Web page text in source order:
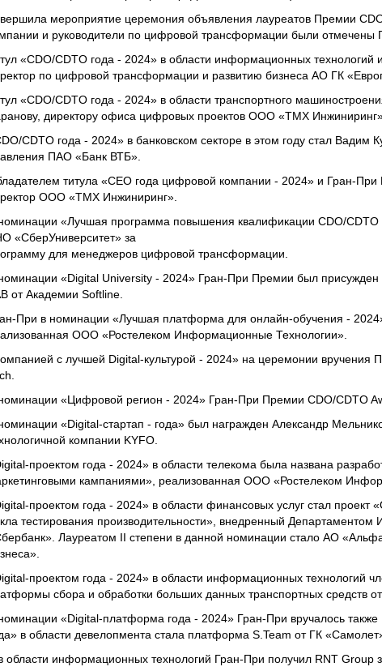
мероприятие церемония объявления лауреатов Премии
и руководители по цифровой трансформации были отмечены
«CDO/CDTO года - 2024» в области информационных
по цифровой трансформации и развитию бизнеса АО ГК
«CDO/CDTO года - 2024» в области транспортного
директору офиса цифровых проектов ООО «ТМХ
CDTO года - 2024» в банковском секторе в этом году стал Вадим
ПАО «Банк ВТБ».
титула «СЕО года цифровой компании - 2024» и Гран-При
ООО «ТМХ Инжиниринг».
«Лучшая программа повышения квалификации CDO/
«СберУниверситет» за
для менеджеров цифровой трансформации.
«Digital University - 2024» Гран-При Премии был
от Академии Softline.
При в номинации «Лучшая платформа для онлайн-обучения -
ООО «Ростелеком Информационные Технологии».
с лучшей Digital-культурой - 2024» на церемонии вручения
«Цифровой регион - 2024» Гран-При Премии CDO/CDTO
«Digital-стартап - года» был награжден Александр
компании KYFO.
проектом года - 2024» в области телекома была названа
кампаниями», реализованная ООО «Ростелеком
проектом года - 2024» в области финансовых услуг стал проект
тестирования производительности», внедренный
Лауреатом II степени в данной номинации стало АО
проектом года - 2024» в области информационных технологий
сбора и обработки больших данных транспортных средств
«Digital-платформа года - 2024» Гран-При вручалось также
в области девелопмента стала платформа S.Team от ГК
области информационных технологий Гран-При получил RNT Group